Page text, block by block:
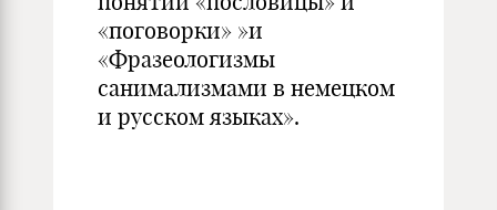
«поговорки» »и
«Фразеологизмы
санимализмами в немецком
и русском языках».